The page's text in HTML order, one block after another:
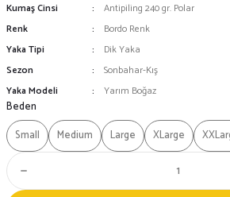
Kumaş Cinsi
Antipiling 240 gr. Polar
Renk
Bordo Renk
Yaka Tipi
Dik Yaka
Sezon
Sonbahar-Kış
Yaka Modeli
Yarım Boğaz
Beden
Small
Medium Large XLarge